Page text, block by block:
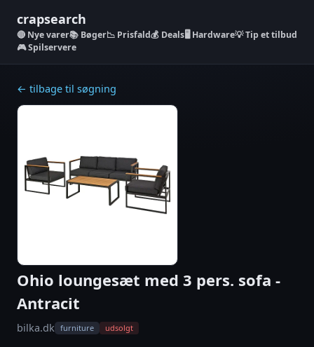
crapsearch
Nye varer📚 Bøger📉 Prisfald💰 Deals🖥️ Hardware💡 Tip et tilbud
🎮 Spilservere
← tilbage til søgning
Ohio loungesæt med 3 pers. sofa -
Antracit
bilka.dk furniture udsolgt